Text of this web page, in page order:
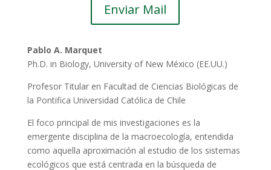
Enviar Mail
Pablo A. Marquet
Ph.D. in Biology, University of New México (EE.UU.)
Profesor Titular en Facultad de Ciencias Biológicas de
la Pontifica Universidad Católica de Chile
El foco principal de mis investigaciones es la
emergente disciplina de la macroecología, entendida
como aquella aproximación al estudio de los sistemas
ecológicos que está centrada en la búsqueda de